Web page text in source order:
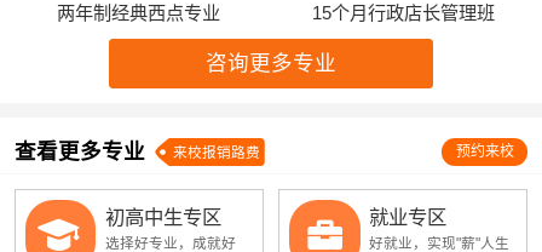
两年制经典西点专业 15个月行政店长管理班
咨询更多专业
查看更多专业 来校报销路费 预约来校
初高中生专区
选择好专业，成就好
就业专区
好就业，实现"薪"人生